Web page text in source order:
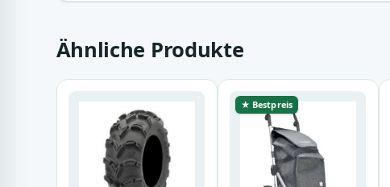
Ähnliche Produkte
★ Bestpreis